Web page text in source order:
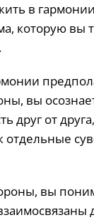
в
которую вы
вы
друг от
отдельные
вы